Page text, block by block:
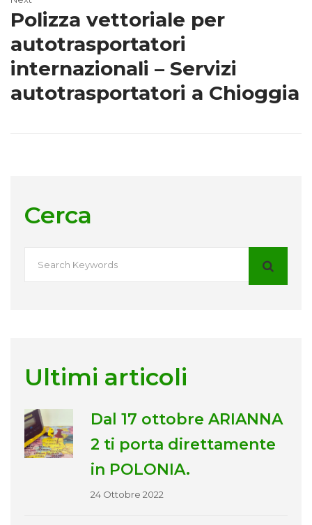
Polizza vettoriale per
autotrasportatori
internazionali – Servizi
autotrasportatori a Chioggia
Cerca
Ultimi articoli
Dal 17 ottobre ARIANNA
2 ti porta direttamente
in POLONIA.
24 Ottobre 2022